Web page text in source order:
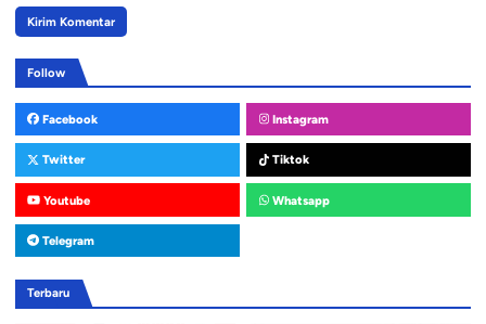
Follow
Facebook Instagram
Twitter Tiktok
Youtube Whatsapp
Telegram
Terbaru